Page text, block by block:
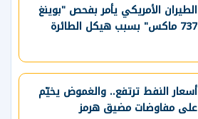
الطيران الأمريكي يأمر بفحص "بوينغ
737 ماكس" بسبب هيكل الطائرة
أسعار النفط ترتفع.. والغموض يخيّم
على مفاوضات مضيق هرمز